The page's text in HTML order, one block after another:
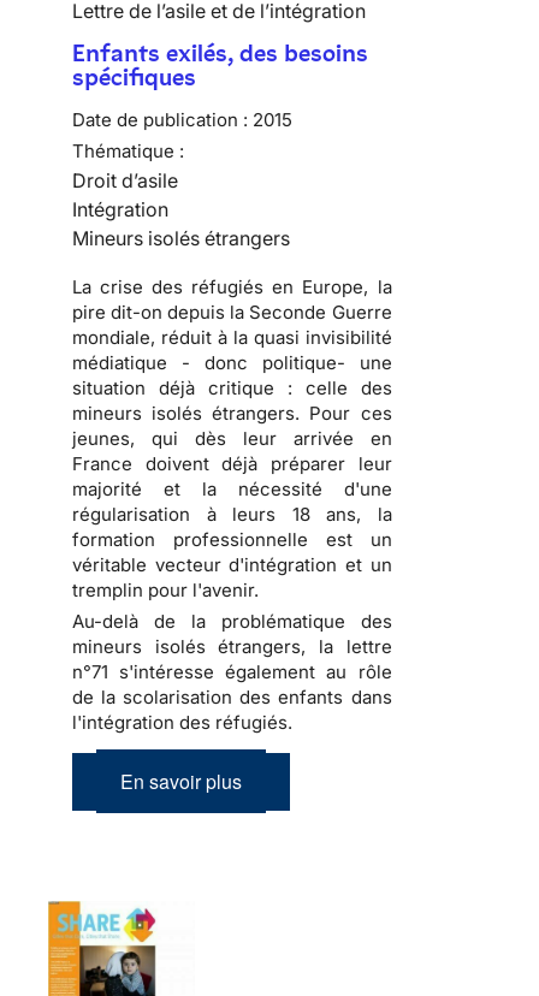
Lettre de l’asile et de l’intégration
Enfants exilés, des besoins
spécifiques
Date de publication : 2015
Thématique :
Droit d’asile
Intégration
Mineurs isolés étrangers
La crise des réfugiés en Europe, la
pire dit-on depuis la Seconde Guerre
mondiale, réduit à la quasi invisibilité
médiatique - donc politique- une
situation déjà critique : celle des
mineurs isolés étrangers. Pour ces
jeunes, qui dès leur arrivée en
France doivent déjà préparer leur
majorité et la nécessité d'une
régularisation à leurs 18 ans, la
formation professionnelle est un
véritable vecteur d'intégration et un
tremplin pour l'avenir.
Au-delà de la problématique des
mineurs isolés étrangers, la lettre
n°71 s'intéresse également au rôle
de la scolarisation des enfants dans
l'intégration des réfugiés.
En savoir plus